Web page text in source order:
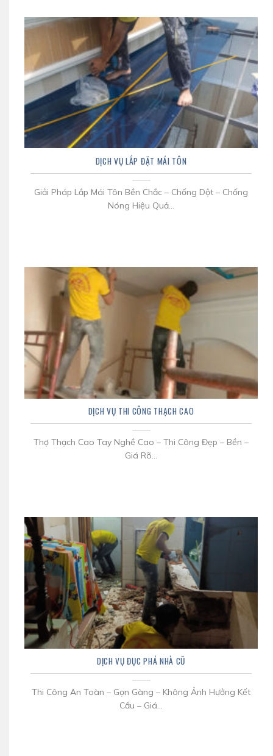
DỊCH VỤ LẮP ĐẶT MÁI TÔN
Giải Pháp Lắp Mái Tôn Bền Chắc – Chống Dột – Chống
Nóng Hiệu Quả...
DỊCH VỤ THI CÔNG THẠCH CAO
Thợ Thạch Cao Tay Nghề Cao – Thi Công Đẹp – Bền –
Giá Rõ...
DỊCH VỤ ĐỤC PHÁ NHÀ CŨ
Thi Công An Toàn – Gọn Gàng – Không Ảnh Hưởng Kết
Cấu – Giá...